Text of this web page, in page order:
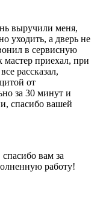
выручили меня,
уходить, а дверь не
в сервисную
приехал, при
рассказал,
от
за 30 минут и
спасибо вашей
вам за
работу!